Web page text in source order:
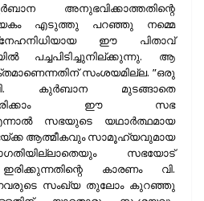
അനുഭവിക്കാത്തതിന്റെ
എടുത്തു പറഞ്ഞു നമ്മെ
ഈ പിതാവ്
പച്ചപിടിച്ചുനില്ക്കുന്നു. ആ
സംശയമില്ല. ”ഒരു
കുര്‍ബാന മുടങ്ങാതെ
ഈ സഭ
എന്നാല്‍ സഭയുടെ യഥാര്‍ത്ഥമായ
ആത്മീകവും സാമൂഹ്യവുമായ
സഭയോട്
കാരണം വി.
സംഖ്യ തുലോം കുറഞ്ഞു